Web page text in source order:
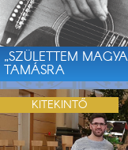
„SZÜLETTEM
TAMÁSRA
KITEKINTŐ